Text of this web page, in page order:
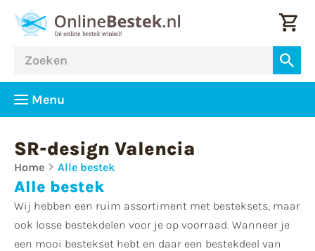
Menu
SR-design Valencia
Home Alle bestek
Alle bestek
Wij hebben een ruim assortiment met besteksets, maar
ook losse bestekdelen voor je op voorraad. Wanneer je
een mooi bestekset hebt en daar een bestekdeel van